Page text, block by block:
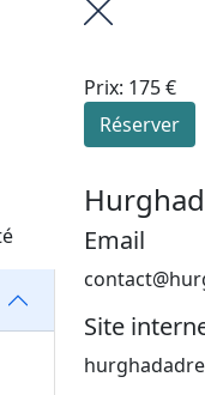
Prix: 175 €
Réserver
Email
Site